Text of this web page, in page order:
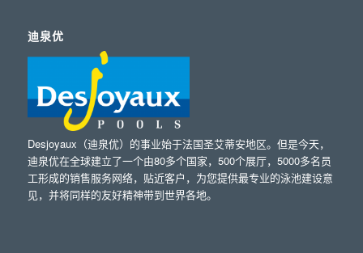
迪泉优
Desjoyaux（迪泉优）的事业始于法国圣艾蒂安地区。但是今天，
迪泉优在全球建立了一个由80多个国家，500个展厅，5000多名员
工形成的销售服务网络，贴近客户，为您提供最专业的泳池建设意
见，并将同样的友好精神带到世界各地。